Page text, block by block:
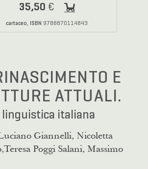
35,50 €
cartaceo,ISBN 9788870114843
E
ATTUALI.
linguistica italiana
Giannelli, Nicoletta
Poggi Salani, Massimo